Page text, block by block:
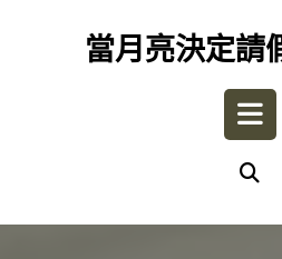
當月亮決定請